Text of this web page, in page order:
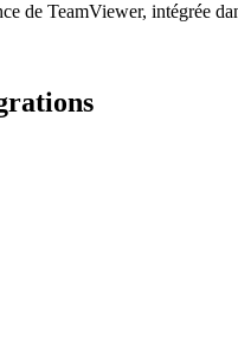
de TeamViewer, intégrée